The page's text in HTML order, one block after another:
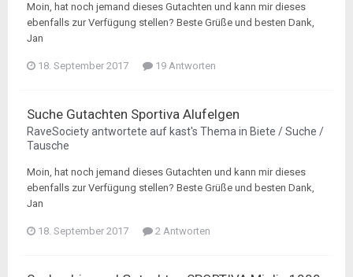
Moin, hat noch jemand dieses Gutachten und kann mir dieses
ebenfalls zur Verfügung stellen? Beste Grüße und besten Dank,
Jan
18. September 2017 19 Antworten
Suche Gutachten Sportiva Alufelgen
RaveSocietyantwortete auf kast's Thema in Biete / Suche /
Tausche
Moin, hat noch jemand dieses Gutachten und kann mir dieses
ebenfalls zur Verfügung stellen? Beste Grüße und besten Dank,
Jan
18. September 2017 2 Antworten